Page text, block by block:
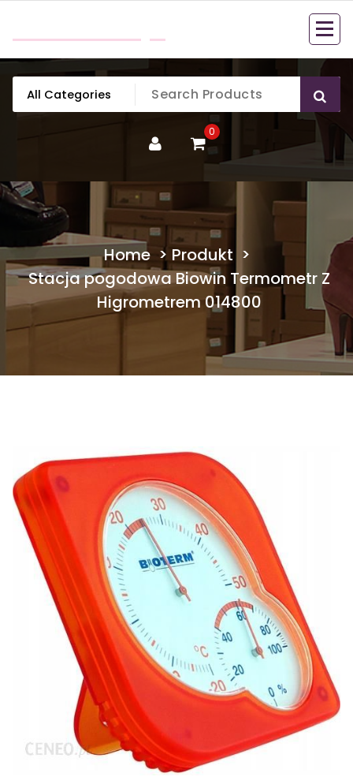
content
0
Home> Produkt >
Stacja pogodowa Biowin Termometr Z
Higrometrem 014800